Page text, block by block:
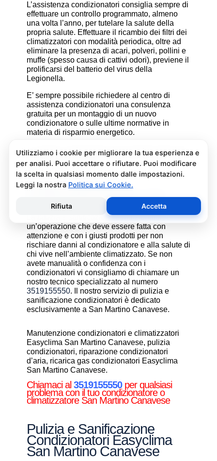
L’assistenza condizionatori consiglia sempre di
effettuare un controllo programmato, almeno
una volta l’anno, per tutelare la salute della
propria salute. Effettuare il ricambio dei filtri dei
climatizzatori con modalità periodica, oltre ad
eliminare la presenza di acari, polveri, pollini e
muffe (spesso causa di cattivi odori), previene il
prolificarsi del batterio del virus della
Legionella.
E’ sempre possibile richiedere al centro di
assistenza condizionatori una consulenza
gratuita per un montaggio di un nuovo
condizionatore o sulle ultime normative in
materia di risparmio energetico.
La salute e il benessere sono quindi essere gli
obiettivi fondamentali di un addetto alla
assistenza condizionatori.
Pulizia e Sanificazione
Condizionatori Easyclima San
Martino Canavese
La pulizia e sanificazione condizionatori è
un’operazione che deve essere fatta con
attenzione e con i giusti prodotti per non
rischiare danni al condizionatore e alla salute di
chi vive nell’ambiente climatizzato. Se non
avete manualità o confidenza con i
condizionatori vi consigliamo di chiamare un
nostro tecnico specializzato al numero
3519155550. Il nostro servizio di pulizia e
sanificazione condizionatori è dedicato
esclusivamente a San Martino Canavese.
Manutenzione condizionatori e climatizzatori
Easyclima San Martino Canavese, pulizia
condizionatori, riparazione condizionatori
d’aria, ricarica gas condizionatori Easyclima
San Martino Canavese.
Chiamaci al 3519155550per qualsiasi
problema con il tuo condizionatore o
climatizzatore San Martino Canavese
Pulizia e Sanificazione
Condizionatori Easyclima
San Martino Canavese